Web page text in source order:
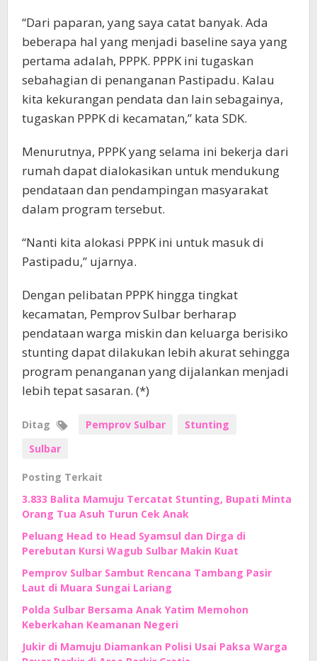
“Dari paparan, yang saya catat banyak. Ada
beberapa hal yang menjadi baseline saya yang
pertama adalah, PPPK. PPPK ini tugaskan
sebahagian di penanganan Pastipadu. Kalau
kita kekurangan pendata dan lain sebagainya,
tugaskan PPPK di kecamatan,” kata SDK.
Menurutnya, PPPK yang selama ini bekerja dari
rumah dapat dialokasikan untuk mendukung
pendataan dan pendampingan masyarakat
dalam program tersebut.
“Nanti kita alokasi PPPK ini untuk masuk di
Pastipadu,” ujarnya.
Dengan pelibatan PPPK hingga tingkat
kecamatan, Pemprov Sulbar berharap
pendataan warga miskin dan keluarga berisiko
stunting dapat dilakukan lebih akurat sehingga
program penanganan yang dijalankan menjadi
lebih tepat sasaran. (*)
Ditag Pemprov Sulbar
Stunting
Sulbar
Posting Terkait
3.833 Balita Mamuju Tercatat Stunting, Bupati Minta
Orang Tua Asuh Turun Cek Anak
Peluang Head to Head Syamsul dan Dirga di
Perebutan Kursi Wagub Sulbar Makin Kuat
Pemprov Sulbar Sambut Rencana Tambang Pasir
Laut di Muara Sungai Lariang
Polda Sulbar Bersama Anak Yatim Memohon
Keberkahan Keamanan Negeri
Jukir di Mamuju Diamankan Polisi Usai Paksa Warga